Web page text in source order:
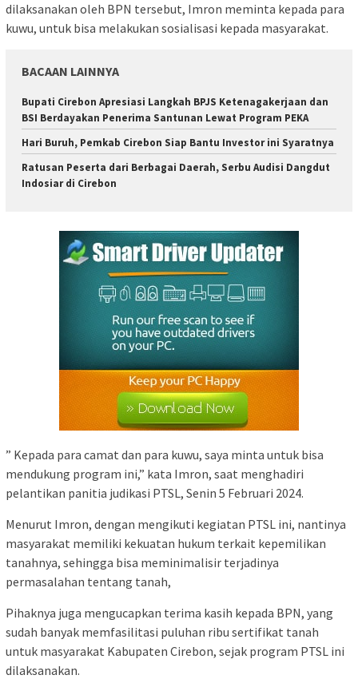
dilaksanakan oleh BPN tersebut, Imron meminta kepada para
kuwu, untuk bisa melakukan sosialisasi kepada masyarakat.
BACAAN LAINNYA
Bupati Cirebon Apresiasi Langkah BPJS Ketenagakerjaan dan
BSI Berdayakan Penerima Santunan Lewat Program PEKA
Hari Buruh, Pemkab Cirebon Siap Bantu Investor ini Syaratnya
Ratusan Peserta dari Berbagai Daerah, Serbu Audisi Dangdut
Indosiar di Cirebon
” Kepada para camat dan para kuwu, saya minta untuk bisa
mendukung program ini,” kata Imron, saat menghadiri
pelantikan panitia judikasi PTSL, Senin 5 Februari 2024.
Menurut Imron, dengan mengikuti kegiatan PTSL ini, nantinya
masyarakat memiliki kekuatan hukum terkait kepemilikan
tanahnya, sehingga bisa meminimalisir terjadinya
permasalahan tentang tanah,
Pihaknya juga mengucapkan terima kasih kepada BPN, yang
sudah banyak memfasilitasi puluhan ribu sertifikat tanah
untuk masyarakat Kabupaten Cirebon, sejak program PTSL ini
dilaksanakan.